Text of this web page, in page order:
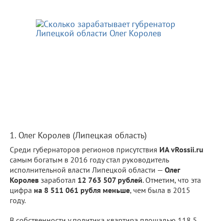
1. Олег Королев (Липецкая область)
Среди губернаторов регионов присутствия ИА vRossii.ru
самым богатым в 2016 году стал руководитель
исполнительной власти Липецкой области — Олег
Королев заработал 12 763 507 рублей. Отметим, что эта
цифра на 8 511 061 рубля меньше, чем была в 2015
году.